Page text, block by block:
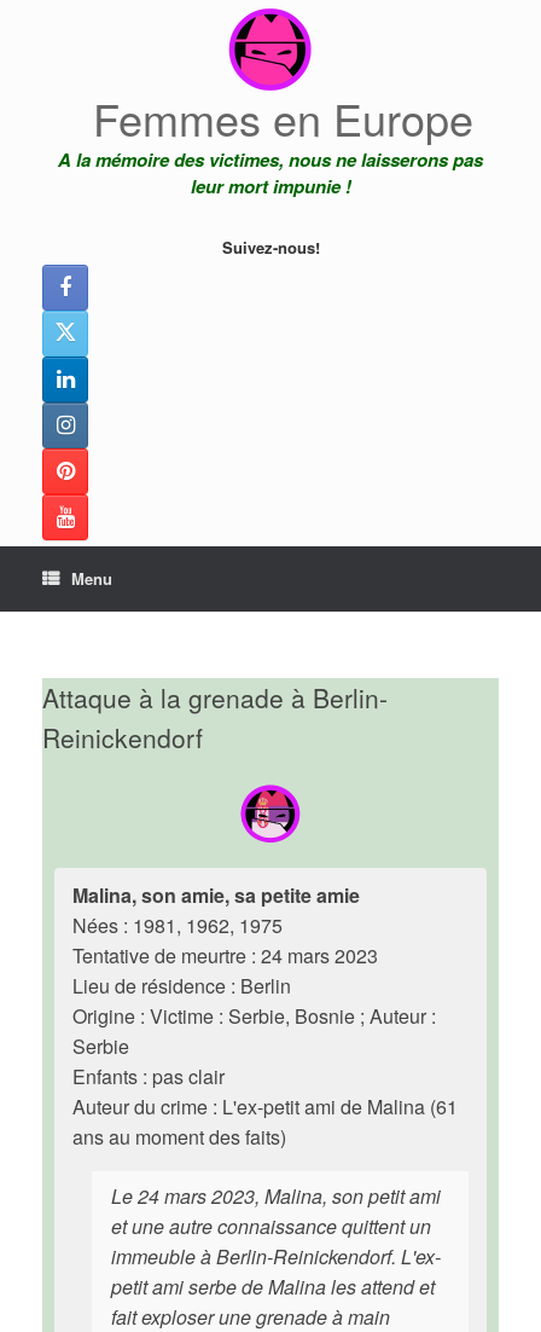
Femmes en Europe
A la mémoire des victimes, nous ne laisserons pas
leur mort impunie !
Suivez-nous!
Menu
Attaque à la grenade à Berlin-
Reinickendorf
Malina, son amie, sa petite amie
Nées : 1981, 1962, 1975
Tentative de meurtre : 24 mars 2023
Lieu de résidence : Berlin
Origine : Victime : Serbie, Bosnie ; Auteur :
Serbie
Enfants : pas clair
Auteur du crime : L'ex-petit ami de Malina (61
ans au moment des faits)
Le 24 mars 2023, Malina, son petit ami
et une autre connaissance quittent un
immeuble à Berlin-Reinickendorf. L'ex-
petit ami serbe de Malina les attend et
fait exploser une grenade à main